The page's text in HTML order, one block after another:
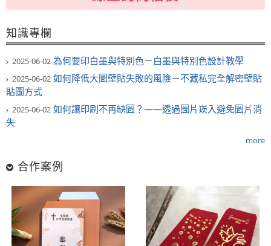
知識專欄
2025-06-02 為何要印白墨與特別色－白墨與特別色設計教學
2025-06-02 如何降低大圖壁貼失敗的風險－不藏私完全解密壁貼
貼圖方式
2025-06-02 如何讓印刷不再缺圖？——透過圖片崁入避免圖片消
失
more
合作案例